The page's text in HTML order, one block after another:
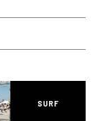
SURF